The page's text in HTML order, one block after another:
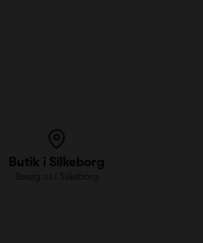
Butik i Silkeborg
Besøg os i Silkeborg